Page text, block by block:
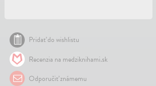
Pridať do wishlistu
Recenzia na medziknihami.sk
Odporučiť známemu